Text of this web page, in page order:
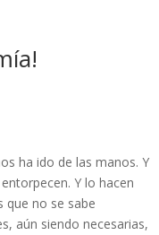
ha ido de las manos. Y
Y lo hacen
que no se sabe
aún siendo necesarias,